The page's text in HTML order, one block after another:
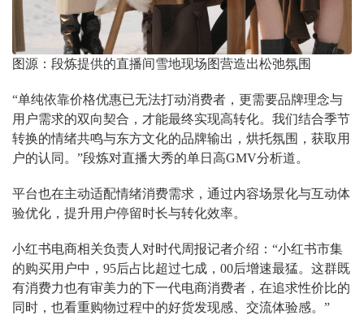
图源：段炼提供的直播间雪地现场图营造出松弛氛围
“单纯依靠价格优惠已无法打动消费者，更需要品牌理念与
用户需求的双向契合，才能最终实现高转化。我们结合季节
转换的情绪共鸣与东方文化的品牌输出，烘托氛围，获取用
户的认同。”段炼对直播大秀的单日高GMV分析道。
平台也在主动适配情绪消费需求，通过内容场景化与互动体
验优化，提升用户停留时长与转化效率。
小红书电商相关负责人对时代周报记者介绍：“小红书市集
的购买用户中，95后占比超过七成，00后增速最猛。这群既
有消费力也有审美力的下一代电商消费者，在追求性价比的
同时，也看重购物过程中的好货发现感、交流体验感。”